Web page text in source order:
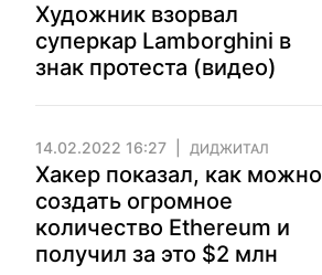
Художник взорвал
суперкар Lamborghini в
знак протеста (видео)
14.02.2022 16:27 ДИДЖИТАЛ
Хакер показал, как можно
создать огромное
количество Ethereum и
получил за это $2 млн